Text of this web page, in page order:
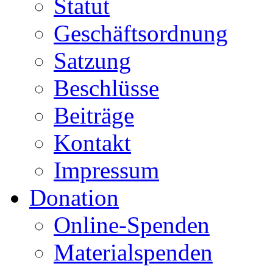
Statut
Geschäftsordnung
Satzung
Beschlüsse
Beiträge
Kontakt
Impressum
Donation
Online-Spenden
Materialspenden